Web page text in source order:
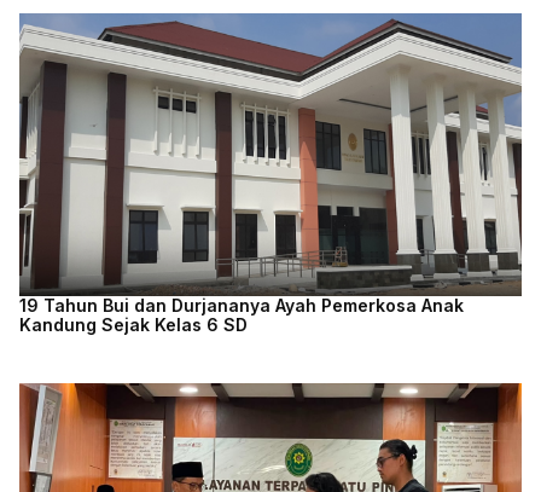
19 Tahun Bui dan Durjananya Ayah Pemerkosa Anak
Kandung Sejak Kelas 6 SD